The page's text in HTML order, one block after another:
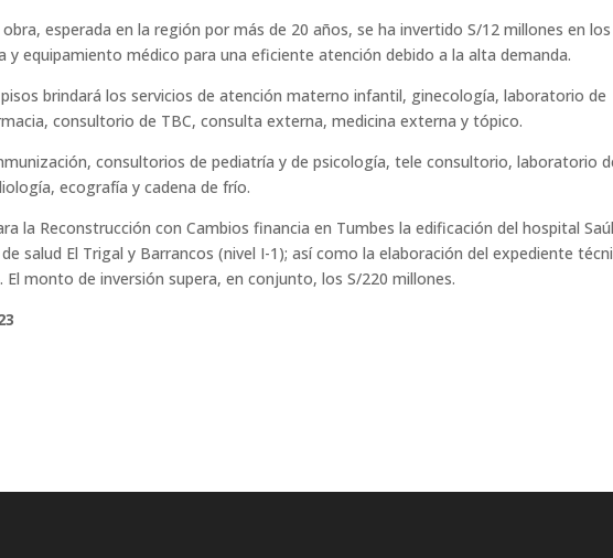
esperada en la región por más de 20 años, se ha invertido S/12 millones en los
equipamiento médico para una eficiente atención debido a la alta demanda.
brindará los servicios de atención materno infantil, ginecología, laboratorio de
consultorio de TBC, consulta externa, medicina externa y tópico.
consultorios de pediatría y de psicología, tele consultorio, laboratorio
ecografía y cadena de frío.
la Reconstrucción con Cambios financia en Tumbes la edificación del hospital
salud El Trigal y Barrancos (nivel I-1); así como la elaboración del expediente
El monto de inversión supera, en conjunto, los S/220 millones.